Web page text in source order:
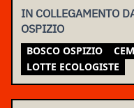
IN COLLEGAMENTO
OSPIZIO
BOSCO OSPIZIO
LOTTE ECOLOGISTE